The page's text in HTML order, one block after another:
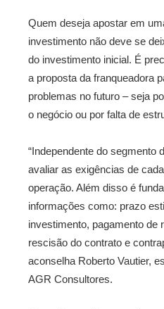
Quem deseja apostar em
investimento não deve se
do investimento inicial. É
a proposta da franqueadora
problemas no futuro – seja
o negócio ou por falta de
“Independente do segmento
avaliar as exigências de
operação. Além disso é
informações como: prazo
investimento, pagamento de
rescisão do contrato e
aconselha Roberto Vautier,
AGR Consultores.